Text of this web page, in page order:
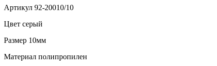
Артикул 92-20010/10
Цвет серый
Размер 10мм
Материал полипропилен